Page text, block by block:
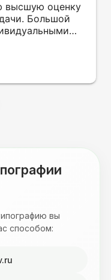
высшую оценку
Большой
принт
исполнен
даже не
мои вопросы.
вы
способом: